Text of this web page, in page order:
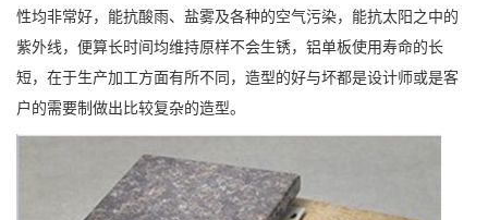
性均非常好，能抗酸雨、盐雾及各种的空气污染，能抗太阳之中的
紫外线，便算长时间均维持原样不会生锈，铝单板使用寿命的长
短，在于生产加工方面有所不同，造型的好与坏都是设计师或是客
户的需要制做出比较复杂的造型。